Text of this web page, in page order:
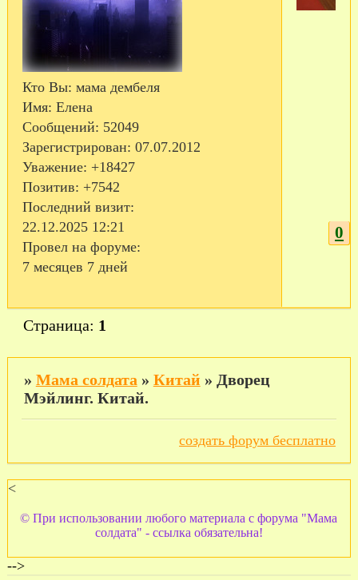
Кто Вы: мама дембеля
Имя: Елена
Сообщений: 52049
Зарегистрирован: 07.07.2012
Уважение: +18427
Позитив: +7542
Последний визит:
22.12.2025 12:21
Провел на форуме:
7 месяцев 7 дней
0
Страница: 1
» Мама солдата » Китай » Дворец
Мэйлинг. Китай.
создать форум бесплатно
<
© При использовании любого материала с форума "Мама
солдата" - ссылка обязательна!
-->